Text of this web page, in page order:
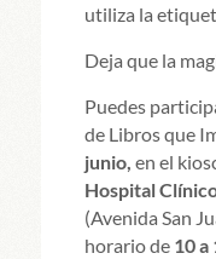
utiliza la
Deja que la
Puedes
de Libros que
junio, en el
Hospital
(Avenida San
horario de 10 a